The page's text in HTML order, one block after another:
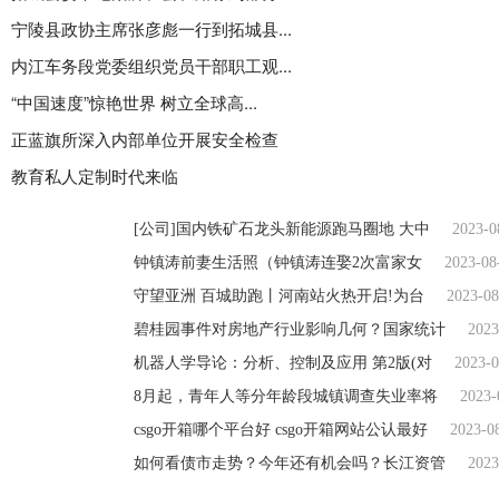
宁陵县政协主席张彦彪一行到拓城县...
内江车务段党委组织党员干部职工观...
“中国速度”惊艳世界 树立全球高...
正蓝旗所深入内部单位开展安全检查
教育私人定制时代来临
[公司]国内铁矿石龙头新能源跑马圈地 大中
2023-
钟镇涛前妻生活照（钟镇涛连娶2次富家女
2023-
守望亚洲 百城助跑丨河南站火热开启!为台
2023-
碧桂园事件对房地产行业影响几何？国家统计
机器人学导论：分析、控制及应用 第2版(对
2023-
8月起，青年人等分年龄段城镇调查失业率将
csgo开箱哪个平台好 csgo开箱网站公认最好
2023-
如何看债市走势？今年还有机会吗？长江资管